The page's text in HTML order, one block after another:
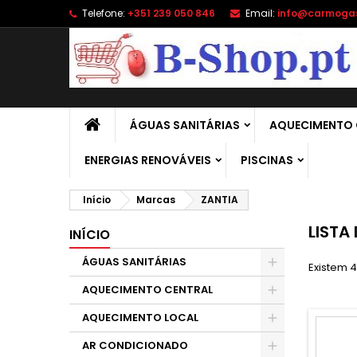
Telefone: +351 239 050 846 Email:
ÁGUAS SANITÁRIAS AQUECIMENTO
ENERGIAS RENOVÁVEIS PISCINAS
Início Marcas ZANTIA
INÍCIO
ÁGUAS SANITÁRIAS
AQUECIMENTO CENTRAL
AQUECIMENTO LOCAL
AR CONDICIONADO
LISTA
Existem
add_circle_outline
É